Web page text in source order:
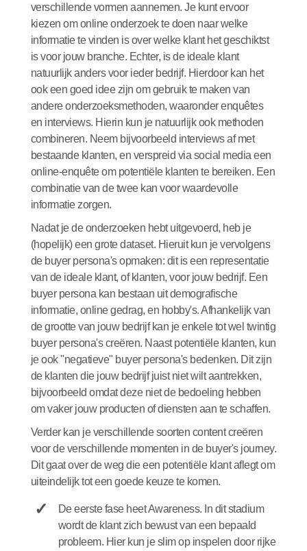
verschillende vormen aannemen. Je kunt ervoor
kiezen om online onderzoek te doen naar welke
informatie te vinden is over welke klant het geschiktst
is voor jouw branche. Echter, is de ideale klant
natuurlijk anders voor ieder bedrijf. Hierdoor kan het
ook een goed idee zijn om gebruik te maken van
andere onderzoeksmethoden, waaronder enquêtes
en interviews. Hierin kun je natuurlijk ook methoden
combineren. Neem bijvoorbeeld interviews af met
bestaande klanten, en verspreid via social media een
online-enquête om potentiële klanten te bereiken. Een
combinatie van de twee kan voor waardevolle
informatie zorgen.
Nadat je de onderzoeken hebt uitgevoerd, heb je
(hopelijk) een grote dataset. Hieruit kun je vervolgens
de buyer persona's opmaken: dit is een representatie
van de ideale klant, of klanten, voor jouw bedrijf. Een
buyer persona kan bestaan uit demografische
informatie, online gedrag, en hobby's. Afhankelijk van
de grootte van jouw bedrijf kan je enkele tot wel twintig
buyer persona's creëren. Naast potentiële klanten, kun
je ook "negatieve" buyer persona's bedenken. Dit zijn
de klanten die jouw bedrijf juist niet wilt aantrekken,
bijvoorbeeld omdat deze niet de bedoeling hebben
om vaker jouw producten of diensten aan te schaffen.
Verder kan je verschillende soorten content creëren
voor de verschillende momenten in de buyer's journey.
Dit gaat over de weg die een potentiële klant aflegt om
uiteindelijk tot een goede keuze te komen.
De eerste fase heet Awareness. In dit stadium
wordt de klant zich bewust van een bepaald
probleem. Hier kun je slim op inspelen door rijke